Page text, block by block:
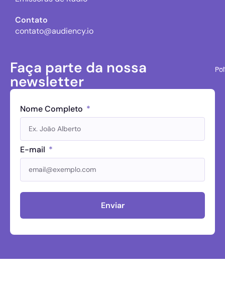
Contato
contato@audiency.io
Faça parte da nossa
newsletter
Nome Completo
E-mail
Enviar